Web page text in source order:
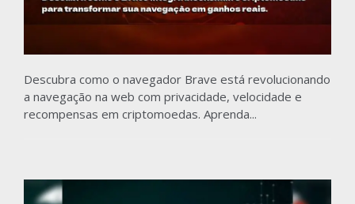
Descubra como o navegador Brave está revolucionando
a navegação na web com privacidade, velocidade e
recompensas em criptomoedas. Aprenda...